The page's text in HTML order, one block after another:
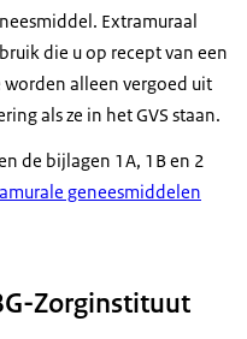
Nederland waakt
betaalbaar blijft.
medicijn op de
het vergoed moet
geven daarover
Medische Zorg.
toelating tot het
en
Extramuraal
die u op recept van een
alleen vergoed uit
als ze in het GVS staan.
de bijlagen 1A, 1B en 2
geneesmiddelen
Zorginstituut